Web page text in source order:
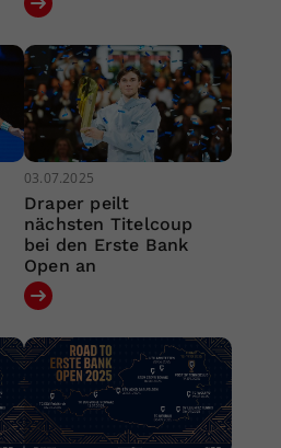
03.07.2025
Draper peilt
nächsten Titelcoup
bei den Erste Bank
Open an